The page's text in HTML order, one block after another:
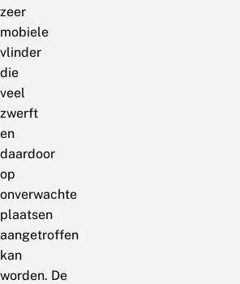
zeer
mobiele
vlinder
die
veel
zwerft
en
daardoor
op
onverwachte
plaatsen
aangetroffen
kan
worden. De